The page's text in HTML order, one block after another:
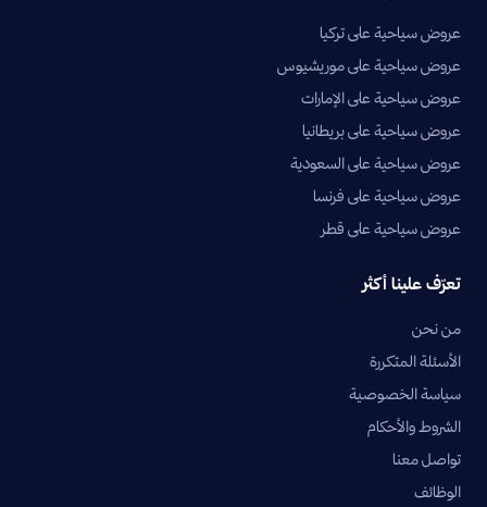
عروض سياحية على تركيا
عروض سياحية على موريشيوس
عروض سياحية على الإمارات
عروض سياحية على بريطانيا
عروض سياحية على السعودية
عروض سياحية على فرنسا
عروض سياحية على قطر
تعرّف علينا أكثر
من نحن
الأسئلة المتكررة
سياسة الخصوصية
الشروط والأحكام
تواصل معنا
الوظائف